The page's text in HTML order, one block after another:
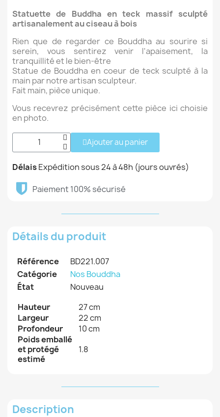
Statuette de Buddha en teck massif sculpté
artisanalement au ciseau à bois
Rien que de regarder ce Bouddha au sourire si
serein, vous sentirez venir l'apaisement, la
tranquillité et le bien-être
Statue de Bouddha en coeur de teck sculpté à la
main par notre artisan sculpteur.
Fait main, pièce unique.
Vous recevrez précisément cette pièce ici choisie
en photo.
Ajouter au panier
DélaisExpédition sous 24 à 48h (jours ouvrés)
Paiement 100% sécurisé
Détails du produit
Référence
BD221.007
Catégorie
Nos Bouddha
État
Nouveau
Hauteur
27 cm
Largeur
22 cm
Profondeur
10 cm
Poids emballé
et protégé
estimé
1.8
Description